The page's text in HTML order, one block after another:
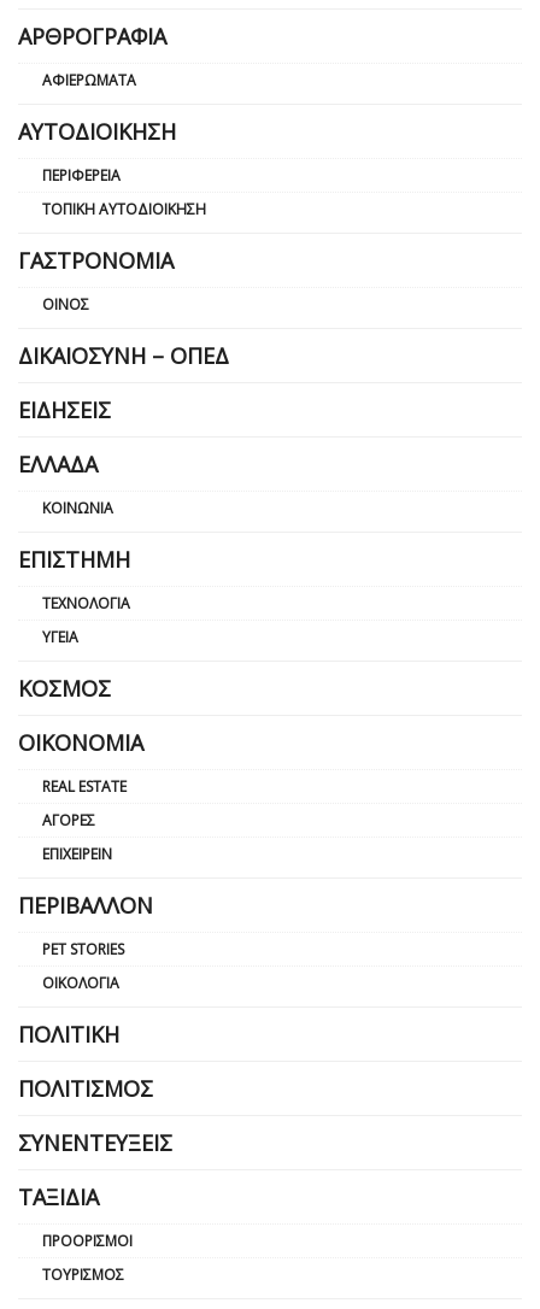
ΑΡΘΡΟΓΡΑΦΊΑ
ΑΦΙΕΡΏΜΑΤΑ
ΑΥΤΟΔΙΟΊΚΗΣΗ
ΠΕΡΙΦΈΡΕΙΑ
ΤΟΠΙΚΉ ΑΥΤΟΔΙΟΊΚΗΣΗ
ΓΑΣΤΡΟΝΟΜΊΑ
ΟΊΝΟΣ
ΔΙΚΑΙΟΣΎΝΗ – ΟΠΕΔ
ΕΙΔΉΣΕΙΣ
ΕΛΛΆΔΑ
ΚΟΙΝΩΝΊΑ
ΕΠΙΣΤΉΜΗ
ΤΕΧΝΟΛΟΓΊΑ
ΥΓΕΊΑ
ΚΌΣΜΟΣ
ΟΙΚΟΝΟΜΊΑ
REAL ESTATE
ΑΓΟΡΈΣ
ΕΠΙΧΕΙΡΕΊΝ
ΠΕΡΙΒΆΛΛΟΝ
PET STORIES
ΟΙΚΟΛΟΓΊΑ
ΠΟΛΙΤΙΚΉ
ΠΟΛΙΤΙΣΜΌΣ
ΣΥΝΕΝΤΕΎΞΕΙΣ
ΤΑΞΊΔΙΑ
ΠΡΟΟΡΙΣΜΟΊ
ΤΟΥΡΙΣΜΌΣ